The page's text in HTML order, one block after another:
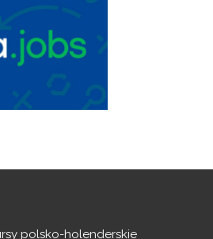
polsko-holenderskie